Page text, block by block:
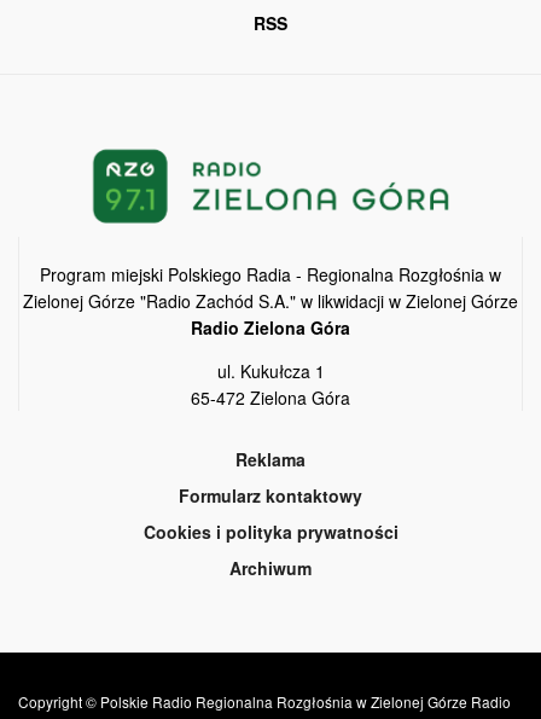
RSS
Program miejski Polskiego Radia - Regionalna Rozgłośnia w
Zielonej Górze "Radio Zachód S.A." w likwidacji w Zielonej Górze
Radio Zielona Góra
ul. Kukułcza 1
65-472 Zielona Góra
Reklama
Formularz kontaktowy
Cookies i polityka prywatności
Archiwum
Copyright © Polskie Radio Regionalna Rozgłośnia w Zielonej Górze Radio